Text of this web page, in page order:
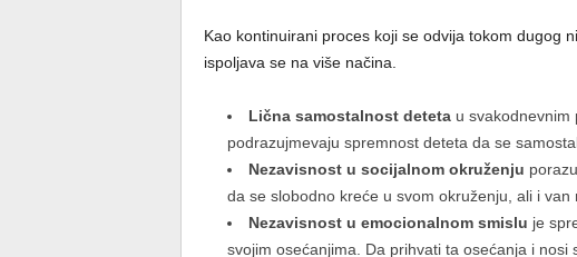
Kao kontinuirani proces koji se odvija tokom dugog
ispoljava se na više načina.
Lična samostalnost deteta u svakodnevnim
podrazujmevaju spremnost deteta da se
Nezavisnost u socijalnom okruženju
da se slobodno kreće u svom okruženju, ali i
Nezavisnost u emocionalnom smislu je
svojim osećanjima. Da prihvati ta osećanja i